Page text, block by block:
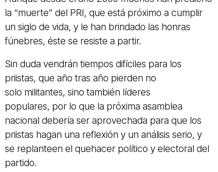
la “muerte” del PRI, que está próximo a cumplir
un siglo de vida, y le han brindado las honras
fúnebres, éste se resiste a partir.
Sin duda vendrán tiempos difíciles para los
priistas, que año tras año pierden no
solo militantes, sino también líderes
populares, por lo que la próxima asamblea
nacional debería ser aprovechada para que los
priistas hagan una reflexión y un análisis serio, y
se replanteen el quehacer político y electoral del
partido.